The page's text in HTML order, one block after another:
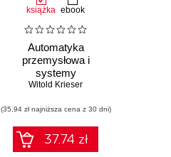
książka ebook
Automatyka
przemysłowa i
systemy
sterowania w
Witold Krieser
(35,94 zł najniższa cena z 30 dni)
37.74 zł